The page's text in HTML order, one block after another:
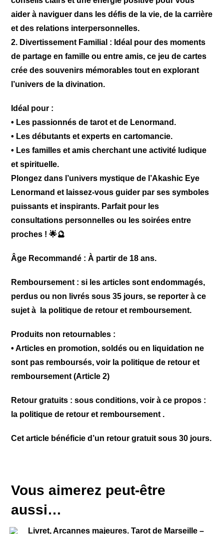
aider à naviguer dans les défis de la vie, de la carrière
et des relations interpersonnelles.
2. Divertissement Familial : Idéal pour des moments
de partage en famille ou entre amis, ce jeu de cartes
crée des souvenirs mémorables tout en explorant
l’univers de la divination.
Idéal pour :
• Les passionnés de tarot et de Lenormand.
• Les débutants et experts en cartomancie.
• Les familles et amis cherchant une activité ludique
et spirituelle.
Plongez dans l’univers mystique de l’Akashic Eye
Lenormand et laissez-vous guider par ses symboles
puissants et inspirants. Parfait pour les
consultations personnelles ou les soirées entre
proches ! 🌟🔮
Âge Recommandé : À partir de 18 ans.
Remboursement : si les articles sont endommagés,
perdus ou non livrés sous 35 jours, se reporter à ce
sujet à
la politique de retour et remboursement.
Produits non retournables :
• Articles en promotion, soldés ou en liquidation ne
sont pas remboursés, voir la politique de retour et
remboursement(Article 2)
Retour gratuits : sous conditions, voir à ce propos :
la politique de retour et remboursement .
Cet article bénéficie d’un retour gratuit sous 30 jours.
Vous aimerez peut-être
aussi…